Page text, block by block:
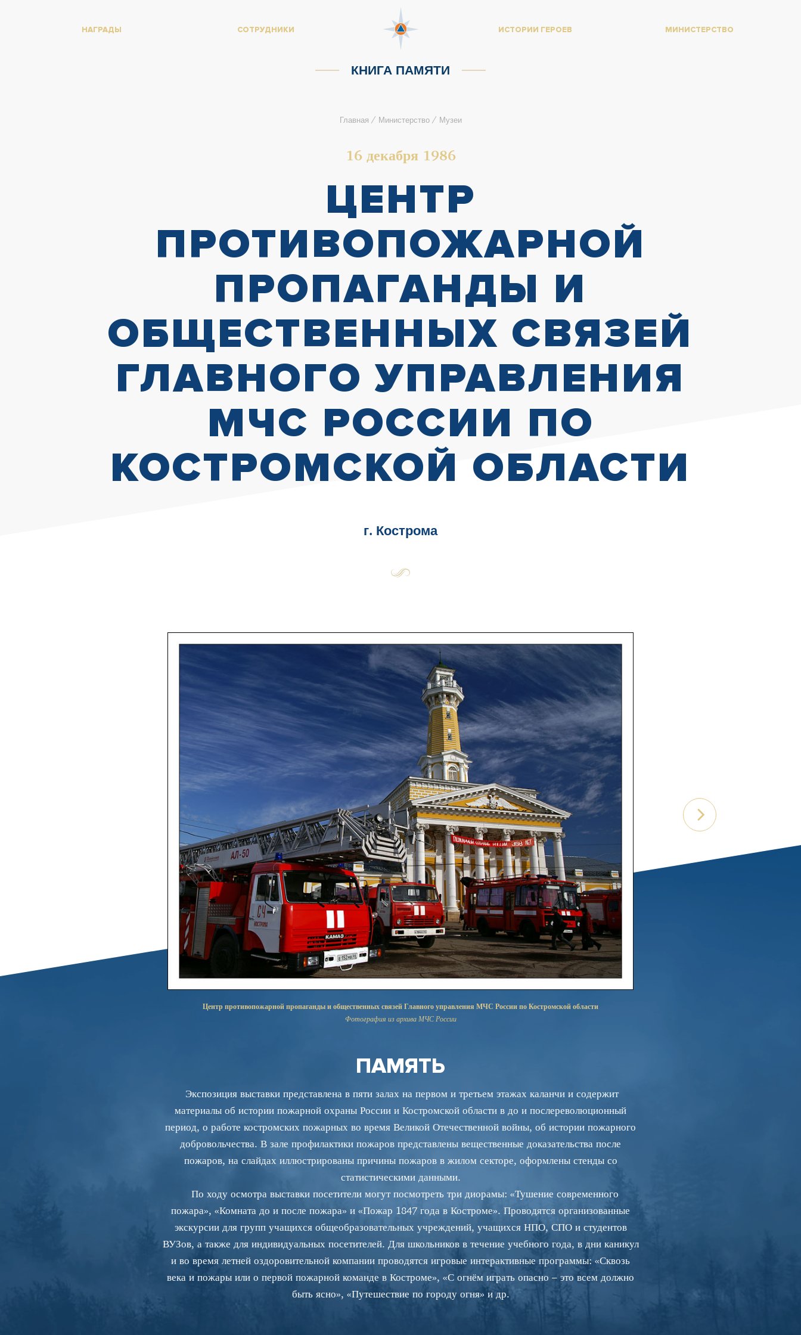
НАГРАДЫ СОТРУДНИКИ ИСТОРИИ ГЕРОЕВ МИНИСТЕРСТВО
КНИГА ПАМЯТИ
Главная / Министерство / Музеи
16 декабря 1986
ЦЕНТР
ПРОТИВОПОЖАРНОЙ
ПРОПАГАНДЫ И
ОБЩЕСТВЕННЫХ СВЯЗЕЙ
ГЛАВНОГО УПРАВЛЕНИЯ
МЧС РОССИИ ПО
КОСТРОМСКОЙ ОБЛАСТИ
г. Кострома
Центр противопожарной пропаганды и общественных связей Главного управления МЧС России по Костромской области
Фотография из архива МЧС России
ПАМЯТЬ
Экспозиция выставки представлена в пяти залах на первом и третьем этажах каланчи и содержит
материалы об истории пожарной охраны России и Костромской области в до и послереволюционный
период, о работе костромских пожарных во время Великой Отечественной войны, об истории пожарного
добровольчества. В зале профилактики пожаров представлены вещественные доказательства после
пожаров, на слайдах иллюстрированы причины пожаров в жилом секторе, оформлены стенды со
статистическими данными.
По ходу осмотра выставки посетители могут посмотреть три диорамы: «Тушение современного
пожара», «Комната до и после пожара» и «Пожар 1847 года в Костроме». Проводятся организованные
экскурсии для групп учащихся общеобразовательных учреждений, учащихся НПО, СПО и студентов
ВУЗов, а также для индивидуальных посетителей. Для школьников в течение учебного года, в дни каникул
и во время летней оздоровительной компании проводятся игровые интерактивные программы: «Сквозь
века и пожары или о первой пожарной команде в Костроме», «С огнём играть опасно – это всем должно
быть ясно», «Путешествие по городу огня» и др.